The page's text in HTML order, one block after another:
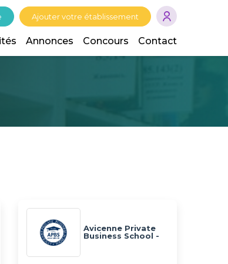
Ajouter votre établissement
Annonces Concours Contact
Avicenne Private
Business School -